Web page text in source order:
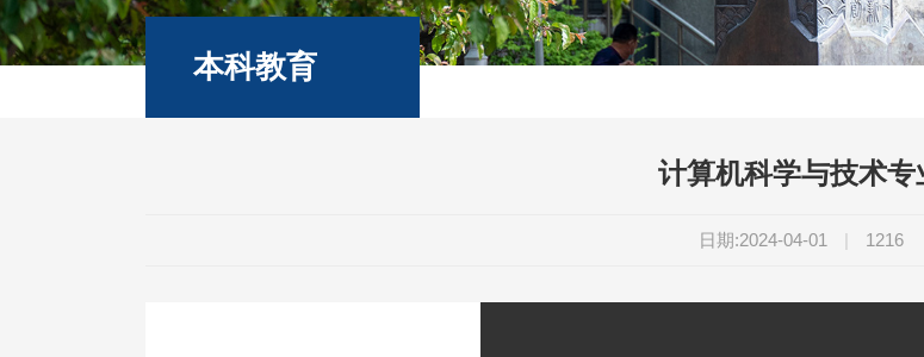
本科教育
计算机科学与技术专
日期:2024-04-01 | 1216